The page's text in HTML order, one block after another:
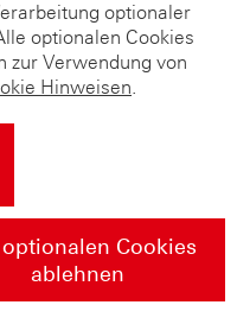
optionaler
optionalen Cookies
zur Verwendung von
Hinweisen.
Cookies
ablehnen